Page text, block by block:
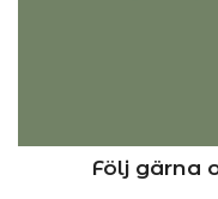
Följ gärna